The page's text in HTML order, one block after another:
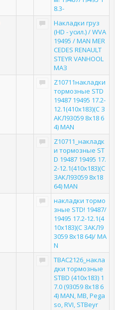
8.3-
Накладки груз
(HD - усил.) / WVA
19495 / MAN MER
CEDES RENAULT
STEYR VANHOOL
МАЗ
Z10711накладки
тормозные STD
19487 19495 17.2-
12.1(410x183)(С З
АКЛ93059 8x18 6
4) MAN
Z10711_накладк
и тормозные ST
D 19487 19495 17.
2-12.1(410x183)(С
ЗАКЛ93059 8x18
64) MAN
накладки тормо
зные STD! 19487/
19495 17.2-12.1(4
10x183)(С ЗАКЛ9
3059 8x18 64)/ MA
N
TBAC2126_накла
дки тормозные
STBD (410x183) 1
7.0 (93059 8x18 6
4) MAN, MB, Pega
so, RVI, STBeyr